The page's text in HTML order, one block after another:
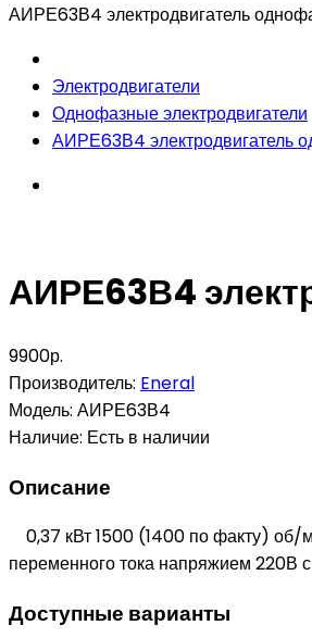
АИРЕ63В4 электродвигатель
Электродвигатели
Однофазные электродвигатели
АИРЕ63В4 электродвигатель
АИРЕ63В4
9900р.
Производитель: Eneral
Модель: АИРЕ63В4
Наличие: Есть в наличии
Описание
0,37 кВт 1500 (1400 по факту) об/
переменного тока напряжием 220В
Доступные варианты